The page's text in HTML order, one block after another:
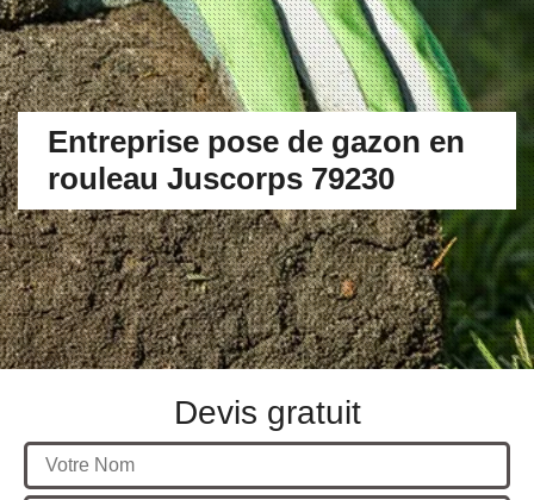
Entreprise pose de gazon en
rouleau Juscorps 79230
Devis gratuit